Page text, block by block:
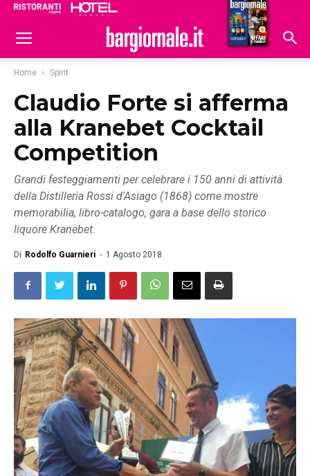
Hoteldomani
Home Spirit
Claudio Forte si afferma
alla Kranebet Cocktail
Competition
Grandi festeggiamenti per celebrare i 150 anni di attività
della Distilleria Rossi d'Asiago (1868) come mostre
memorabilia, libro-catalogo, gara a base dello storico
liquore Kranebet.
Di Rodolfo Guarnieri - 1 Agosto 2018